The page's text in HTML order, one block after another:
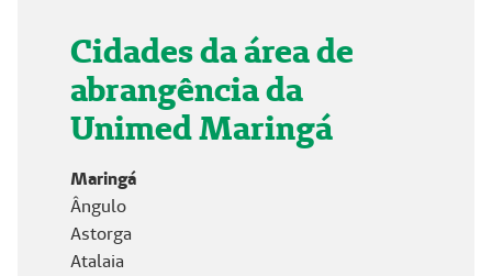
Cidades da área de
abrangência da
Unimed Maringá
Maringá
Ângulo
Astorga
Atalaia